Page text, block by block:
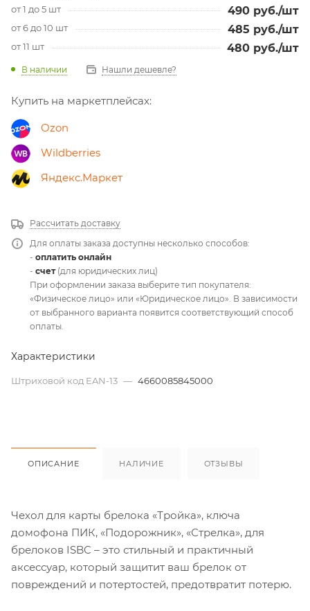
от 1 до 5 шт 490 руб./шт
от 6 до 10 шт 485 руб./шт
от 11 шт 480 руб./шт
В наличии Нашли дешевле?
Купить на маркетплейсах:
Ozon
Wildberries
Яндекс.Маркет
Рассчитать доставку
Для оплаты заказа доступны несколько способов:
- оплатить онлайн
- счет(для юридических лиц)
При оформлении заказа выберите тип покупателя:
«Физическое лицо» или «Юридическое лицо». В зависимости
от выбранного варианта появится соответствующий способ
оплаты.
Характеристики
Штриховой код EAN-13 — 4660085845000
ОПИСАНИЕ НАЛИЧИЕ ОТЗЫВЫ
Чехол для карты брелока «Тройка», ключа
домофона ПИК, «Подорожник», «Стрелка», для
брелоков ISBC – это стильный и практичный
аксессуар, который защитит ваш брелок от
повреждений и потертостей, предотвратит потерю.